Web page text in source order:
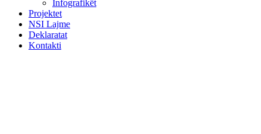
Infografikët
Projektet
NSI Lajme
Deklaratat
Kontakti